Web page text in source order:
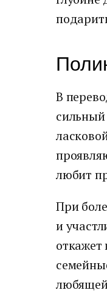
В
любит
При
и
откажет